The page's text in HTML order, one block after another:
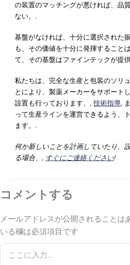
の装置のマッチングが悪ければ、品
ない。.
基盤がなければ、十分に選択された
も、その価値を十分に発揮すること
て、その基盤はファインテックが提
私たちは、完全な生産と包装のソリ
とにより、製薬メーカーをサポート
設置も行っております、, 技術指導,
って生産ラインを運営できるよう、
ます。.
何か新しいことを計画していたり、
る場合、, すぐにご連絡ください!
コメントする
メールアドレスが公開されることは
いる欄は必須項目です
こ